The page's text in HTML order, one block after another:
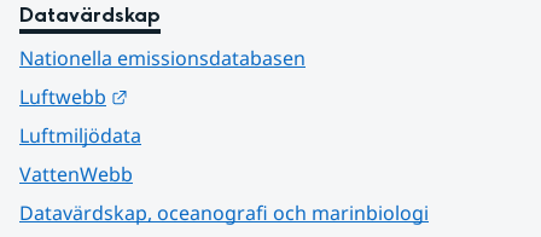
Datavärdskap
Nationella emissionsdatabasen
Luftwebb
Luftmiljödata
VattenWebb
Datavärdskap, oceanografi och marinbiologi